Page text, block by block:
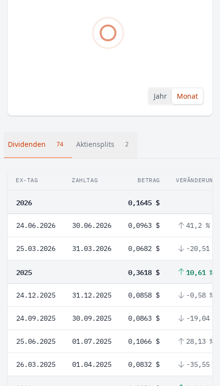
Jahr Monat
Dividenden 74 Aktiensplits 2
EX-TAG ZAHLTAG BETRAG VERÄNDERUNG
2026 0,1645 $
24.06.2026 30.06.2026 0,0963 $ 41,2 %
25.03.2026 31.03.2026 0,0682 $ -20,51 %
2025 0,3618 $ 10,61 %
24.12.2025 31.12.2025 0,0858 $ -0,58 %
24.09.2025 30.09.2025 0,0863 $ -19,04 %
25.06.2025 01.07.2025 0,1066 $ 28,13 %
26.03.2025 01.04.2025 0,0832 $ -35,55 %